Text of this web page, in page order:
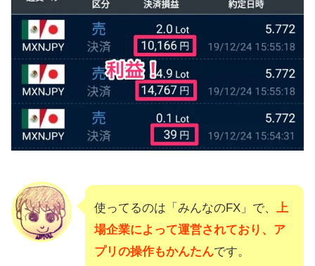
使ってるのは「みんなのFX」で、 上
場企業によって運営されており、ア
プリの操作もかんたんです。